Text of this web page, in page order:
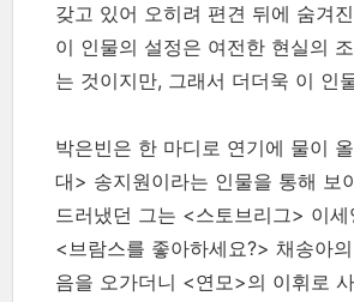
갖고 있어 오히려 편견 뒤에 숨겨
이 인물의 설정은 여전한 현실의
는 것이지만, 그래서 더더욱 이 인
박은빈은 한 마디로 연기에 물이
대> 송지원이라는 인물을 통해 보
드러냈던 그는 <스토브리그> 이
<브람스를 좋아하세요?> 채송아
음을 오가더니 <연모>의 이휘로